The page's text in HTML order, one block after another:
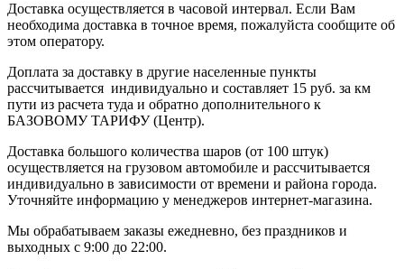
Доставка осуществляется в часовой интервал. Если Вам
необходима доставка в точное время, пожалуйста сообщите об
этом оператору.
Доплата за доставку в другие населенные пункты
рассчитывается индивидуально и составляет 15 руб. за км
пути из расчета туда и обратно дополнительного к
БАЗОВОМУ ТАРИФУ (Центр).
Доставка большого количества шаров (от 100 штук)
осуществляется на грузовом автомобиле и рассчитывается
индивидуально в зависимости от времени и района города.
Уточняйте информацию у менеджеров интернет-магазина.
Мы обрабатываем заказы ежедневно, без праздников и
выходных с 9:00 до 22:00.